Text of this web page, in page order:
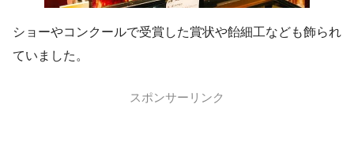
ショーやコンクールで受賞した賞状や飴細工なども飾られ
ていました。
スポンサーリンク